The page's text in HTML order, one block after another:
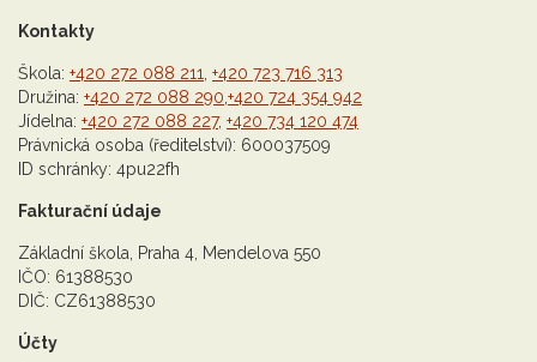
Kontakty
Škola: +420 272 088 211 +420 723 716 313
Družina: +420 272 088 290 +420 724 354 942
Jídelna: +420 272 088 227, +420 734 120 474
Právnická osoba (ředitelství): 600037509
ID schránky: 4pu22fh
Fakturační údaje
Základní škola, Praha 4, Mendelova 550
IČO: 61388530
DIČ: CZ61388530
Účty